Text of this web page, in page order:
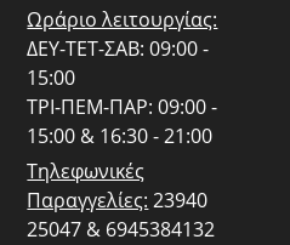
Ωράριο λειτουργίας:
ΔΕΥ-ΤΕΤ-ΣΑΒ: 09:00 -
15:00
ΤΡΙ-ΠΕΜ-ΠΑΡ: 09:00 -
15:00 & 16:30 - 21:00
Τηλεφωνικές
Παραγγελίες: 23940
25047 & 6945384132